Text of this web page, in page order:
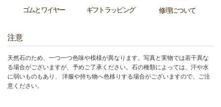
ゴムとワイヤー ギフトラッピング 修理について
注意
天然石のため、一つ一つ色味や模様が異なります。写真と実物では若干異な
る場合がございますが、予めご了承ください。石の種類によっては、汗や水
に弱いものもあり、 洋服や持ち物へ色移りする場合がございますので、ご注
意ください。